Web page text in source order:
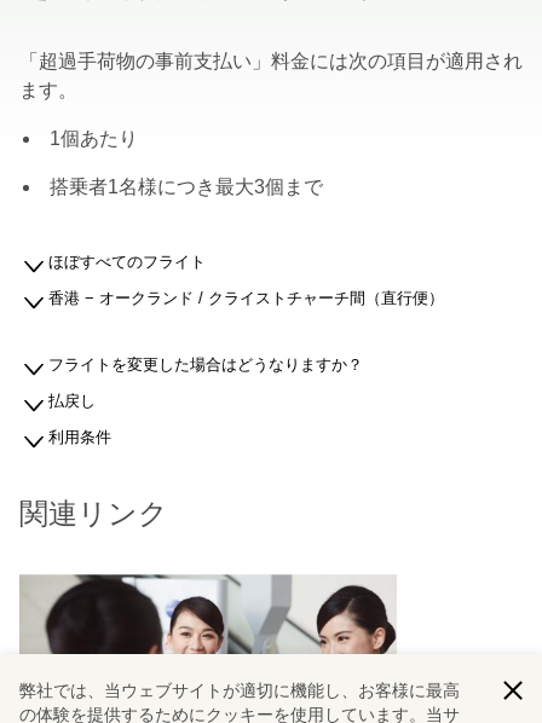
「超過手荷物の事前支払い」料金には次の項目が適用され
ます。
1個あたり
搭乗者1名様につき最大3個まで
ほぼすべてのフライト
香港 − オークランド / クライストチャーチ間（直行便）
フライトを変更した場合はどうなりますか？
払戻し
利用条件
関連リンク
弊社では、当ウェブサイトが適切に機能し、お客様に最高
の体験を提供するためにクッキーを使用しています。当サ